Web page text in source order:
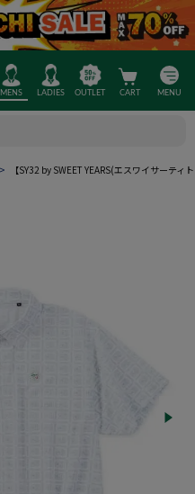
MENS LADIES OUTLET CART MENU
【SY32 by SWEET YEARS(エスワイサー